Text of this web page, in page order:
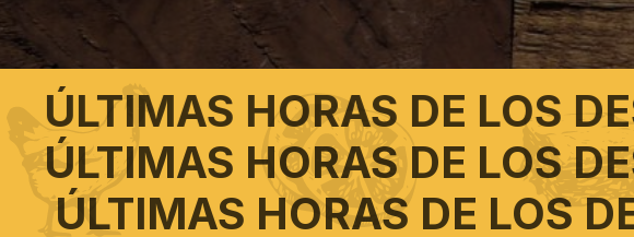
ÚLTIMAS HORAS
ÚLTIMAS HORAS
ÚLTIMAS HORAS